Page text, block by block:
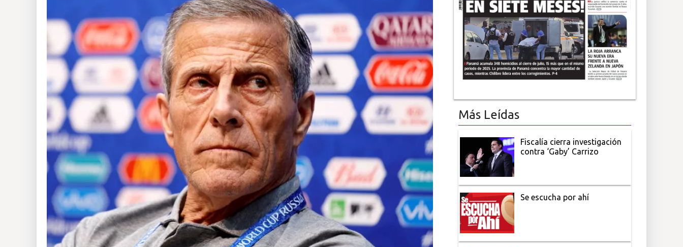
Más Leídas
Fiscalía cierra investigación
contra ‘Gaby’ Carrizo
Se escucha por ahí